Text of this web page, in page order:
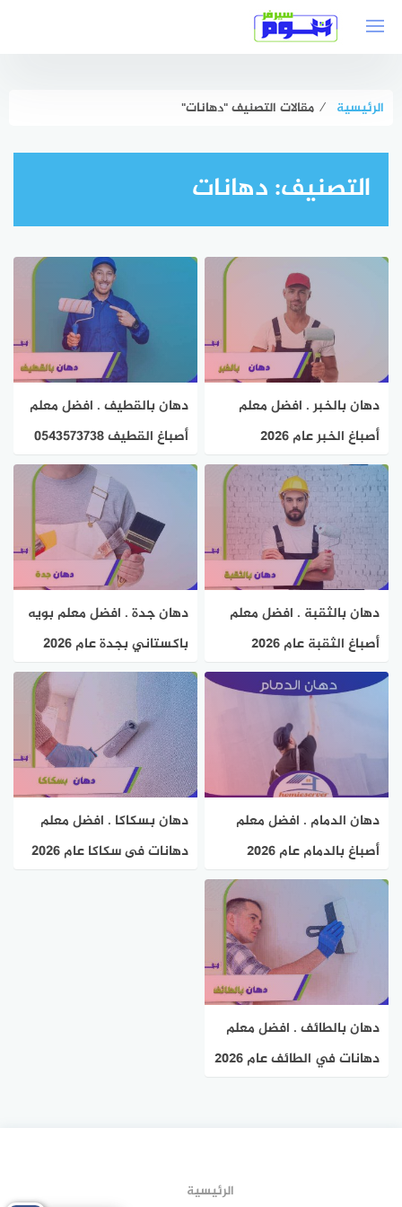
الرئيسية ⁄ مقالات التصنيف "دهانات"
التصنيف:دهانات
دهان بالخبر . افضل معلم
أصباغ الخبر عام ٢٠٢٦
0543573738 هوم سيرفر
دهان بالقطيف . افضل معلم
أصباغ القطيف 0543573738
هوم سيرفر
دهان بالثقبة . افضل معلم
أصباغ الثقبة عام ٢٠٢٦
0543573738 هوم سيرفر
دهان جدة . افضل معلم بويه
باكستاني بجدة عام 2026
هوم سيرفر
دهان الدمام . افضل معلم
أصباغ بالدمام عام ٢٠٢٦
0543573738 هوم سيرفر
دهان بسكاكا . افضل معلم
دهانات فى سكاكا عام 2026
دهان بالطائف . افضل معلم
دهانات في الطائف عام ٢٠٢٦
الرئيسية